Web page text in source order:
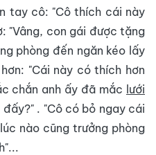
tay cô: "Cô thích cái này
"Vâng, con gái được tặng
phòng đến ngăn kéo lấy
"Cái này có thích hơn
chắn anh ấy đã mắc lưới
. "Cô có bỏ ngay cái
nào cũng trưởng phòng